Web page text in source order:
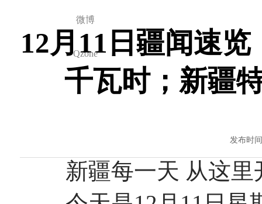
微博
Qzone
12月11日疆闻速
千瓦时；新疆
发布时
新疆每一天 从这里